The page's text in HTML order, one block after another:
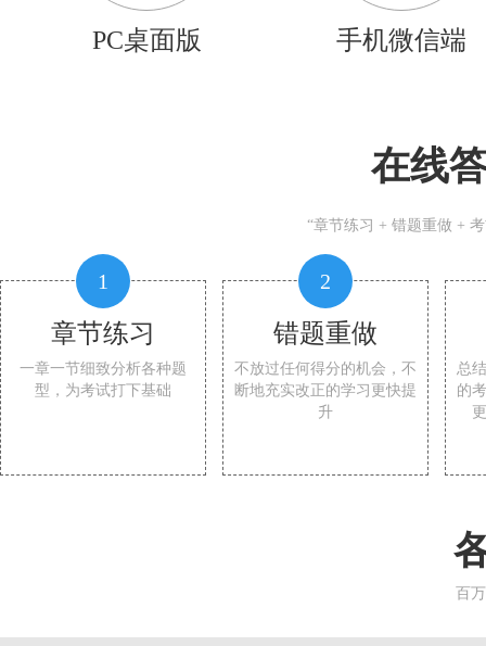
PC桌面版 手机微信端
在线
“章节练习 + 错题重做 +
1
章节练习
一章一节细致分析各种题
型，为考试打下基础
2
错题重做
不放过任何得分的机会，不
断地充实改正的学习更快提
升
总
的
百